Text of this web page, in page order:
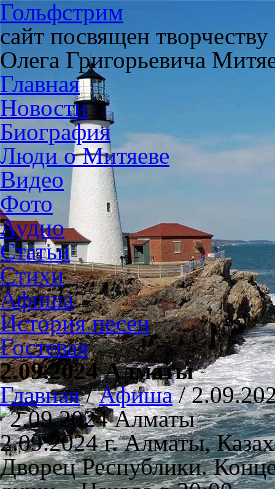
Гольфстрим
сайт посвящен
Олега Григорьевича
Главная
Новости
Биография
Люди о Митяеве
Видео
Фото
Аудио
Статьи
Стихи
Афиша
История песен
Гостевая
2.09.2024 Алматы
Главная/Афиша/
2.09.2024 г. Алматы,
Дворец Республики.